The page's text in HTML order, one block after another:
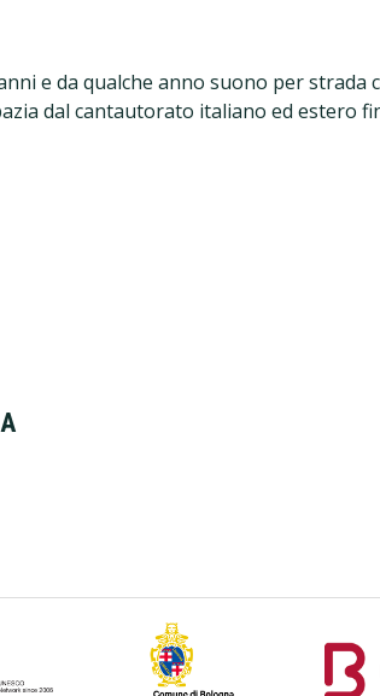
e da qualche anno suono per strada
dal cantautorato italiano ed estero